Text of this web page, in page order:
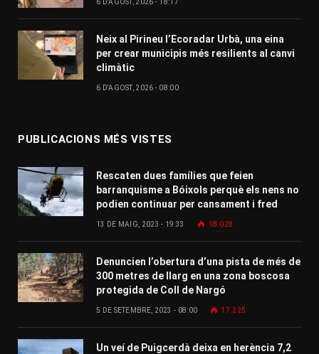
6 D'AGOST, 2026 - 18:17
Neix al Pirineu l’Ecoradar Urbà, una eina
per crear municipis més resilients al canvi
climàtic
6 D'AGOST, 2026 - 08:00
PUBLICACIONS MÉS VISTES
Rescaten dues famílies que feien
barranquisme a Bóixols perquè els nens no
podien continuar per cansament i fred
13 DE MAIG, 2023 - 19:33 18.028
Denuncien l’obertura d’una pista de més de
300 metres de llarg en una zona boscosa
protegida de Coll de Nargó
5 DE SETEMBRE, 2023 - 08:00 17.225
Un veí de Puigcerdà deixa en herència 7,2